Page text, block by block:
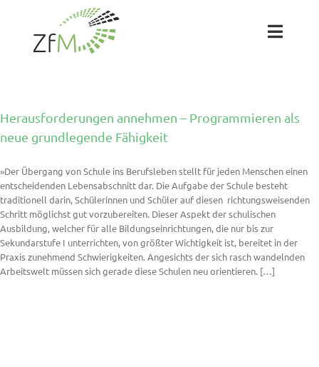
springen
Toggle
Team
Projekte
Labs
Herausforderungen annehmen – Programmieren als
neue grundlegende Fähigkeit
»Der Übergang von Schule ins Berufsleben stellt für jeden Menschen einen
entscheidenden Lebensabschnitt dar. Die Aufgabe der Schule besteht
traditionell darin, Schülerinnen und Schüler auf diesen richtungsweisenden
Schritt möglichst gut vorzubereiten. Dieser Aspekt der schulischen
Ausbildung, welcher für alle Bildungseinrichtungen, die nur bis zur
Sekundarstufe I unterrichten, von größter Wichtigkeit ist, bereitet in der
Praxis zunehmend Schwierigkeiten. Angesichts der sich rasch wandelnden
Arbeitswelt müssen sich gerade diese Schulen neu orientieren. […]